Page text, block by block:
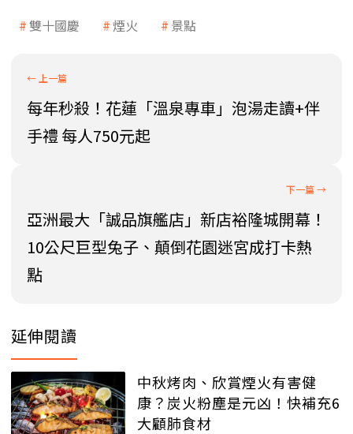
雙十國慶 煙火 景點
每年秒殺！花蓮「溫泉專車」泡湯走讀+伴
手禮 每人750元起
亞洲最大「誠品旗艦店」新店裕隆城開幕！
10公尺巨型兔子、顛倒花園迷宮成打卡熱
點
延伸閱讀
中秋烤肉、欣賞煙火有害健
康？炭火粉塵是元凶！快補充6
大顧肺食材